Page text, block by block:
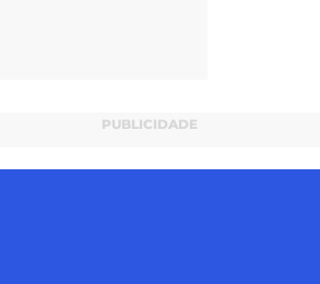
PUBLICIDADE